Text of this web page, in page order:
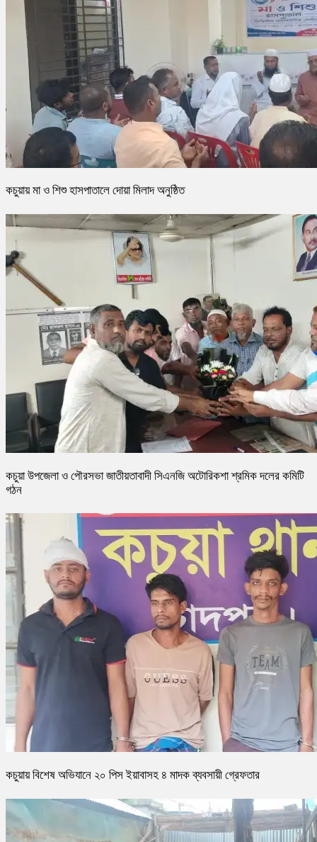
কচুয়ায় মা ও শিশু হাসপাতালে দোয়া মিলাদ অনুষ্ঠিত
কচুয়া উপজেলা ও পৌরসভা জাতীয়তাবাদী সিএনজি অটোরিকশা শ্রমিক দলের কমিটি
গঠন
কচুয়ায় বিশেষ অভিযানে ২০ পিস ইয়াবাসহ ৪ মাদক ব্যবসায়ী গ্রেফতার